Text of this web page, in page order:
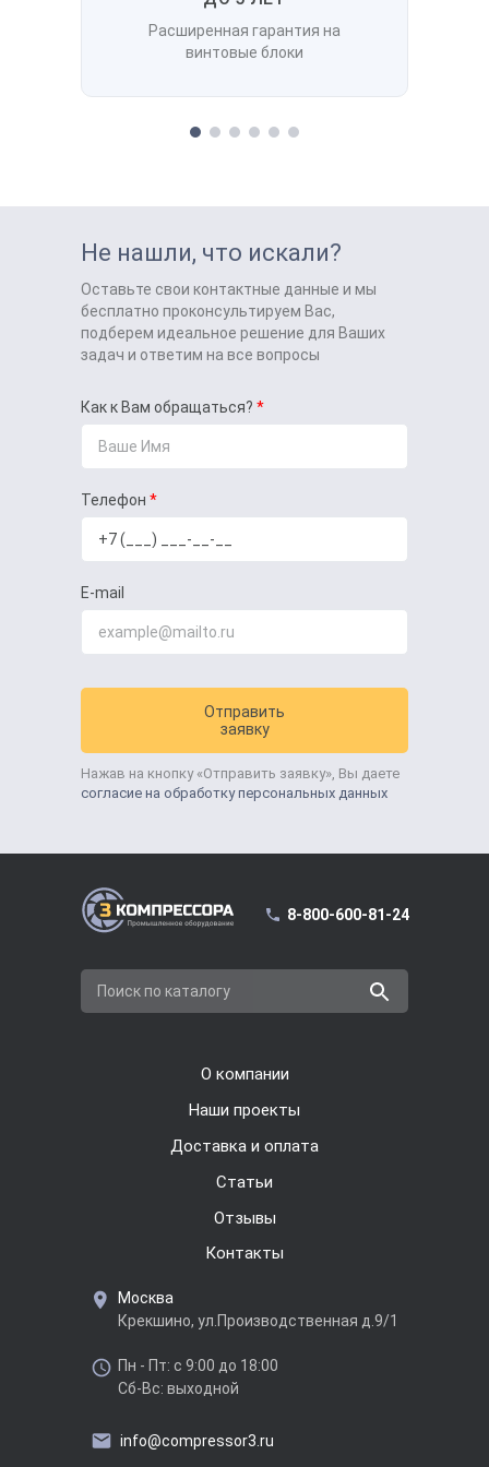
Расширенная гарантия на
винтовые блоки
Не нашли, что искали?
Оставьте свои контактные данные и мы
бесплатно проконсультируем Вас,
подберем идеальное решение для Ваших
задач и ответим на все вопросы
Как к Вам обращаться?
Телефон
E-mail
Отправить
заявку
Нажав на кнопку «Отправить заявку», Вы даете
согласие на обработку персональных данных
8-800-600-81-24
Поиск по каталогу
О компании
Наши проекты
Доставка и оплата
Cтатьи
Отзывы
Контакты
Москва
Крекшино, ул.Производственная д.9/1
Пн - Пт: с 9:00 до 18:00
Сб-Вс: выходной
info@compressor3.ru